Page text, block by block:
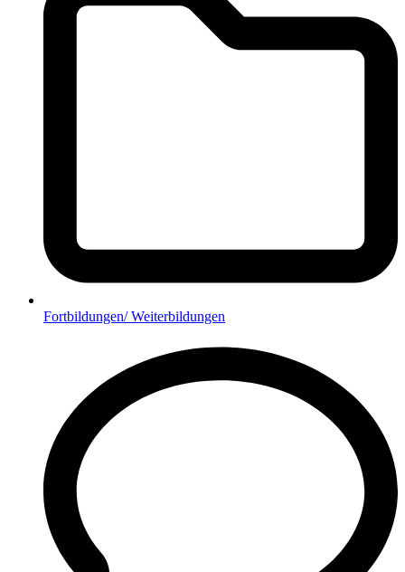
Fortbildungen/ Weiterbildungen